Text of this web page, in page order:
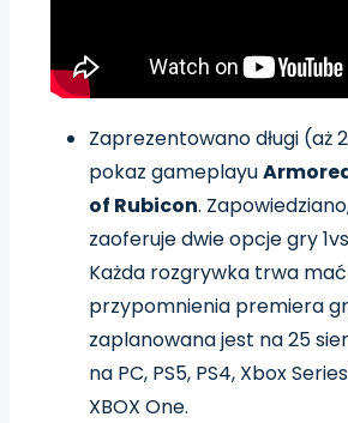
Zaprezentowano długi (aż
pokaz gameplayu
of Rubicon.
zaoferuje dwie opcje gry
Każda rozgrywka trwa
przypomnienia premiera
zaplanowana jest na 25
na PC, PS5, PS4, Xbox
XBOX One.